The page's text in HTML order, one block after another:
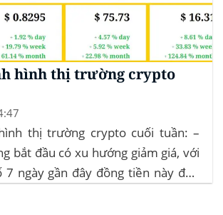
hình thị trường crypto
thị trường crypto cuối tuần: –
bắt đầu có xu hướng giảm giá, với
ngày gần đây đồng tiền này đều